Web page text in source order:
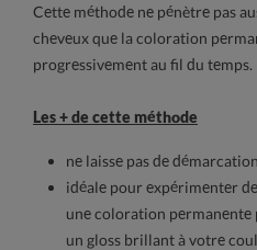
Cette méthode ne pénètre pas
cheveux que la coloration
progressivement au fil du temps.
Les + de cette méthode
ne laisse pas de
idéale pour expérimenter
une coloration
un gloss brillant à votre